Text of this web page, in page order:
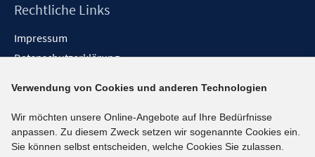
Rechtliche Links
Impressum
Datenschutzerklärung
Barrieren melden
Social-Media-Kanäle
BlueSky
Verwendung von Cookies und anderen Technologien
Wir möchten unsere Online-Angebote auf Ihre Bedürfnisse
anpassen. Zu diesem Zweck setzen wir sogenannte Cookies ein.
Sie können selbst entscheiden, welche Cookies Sie zulassen.